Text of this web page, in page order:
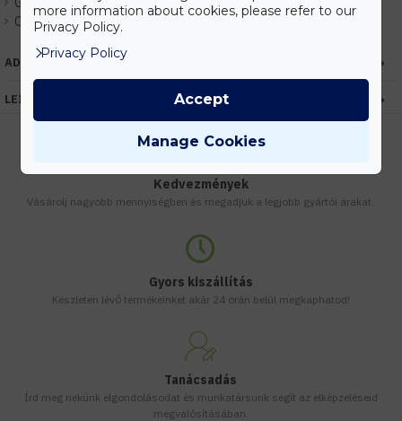
Cikkszám:EHKX24827
ADATOK
LEÍRÁS
Kedvezmények
Vásárolj nagyobb mennyiségben és megadjuk a legjobb gyártói árakat.
Gyors kiszállítás
Készleten lévő termékeinket akár 24 órán belül megkaphatod!
Tanácsadás
Írd meg nekünk elgondolásodat és munkatársunk segít az elképzeléseid
megvalósításában.
more information about cookies, please refer to our
Privacy Policy.
Privacy Policy
Manage Cookies
Accept